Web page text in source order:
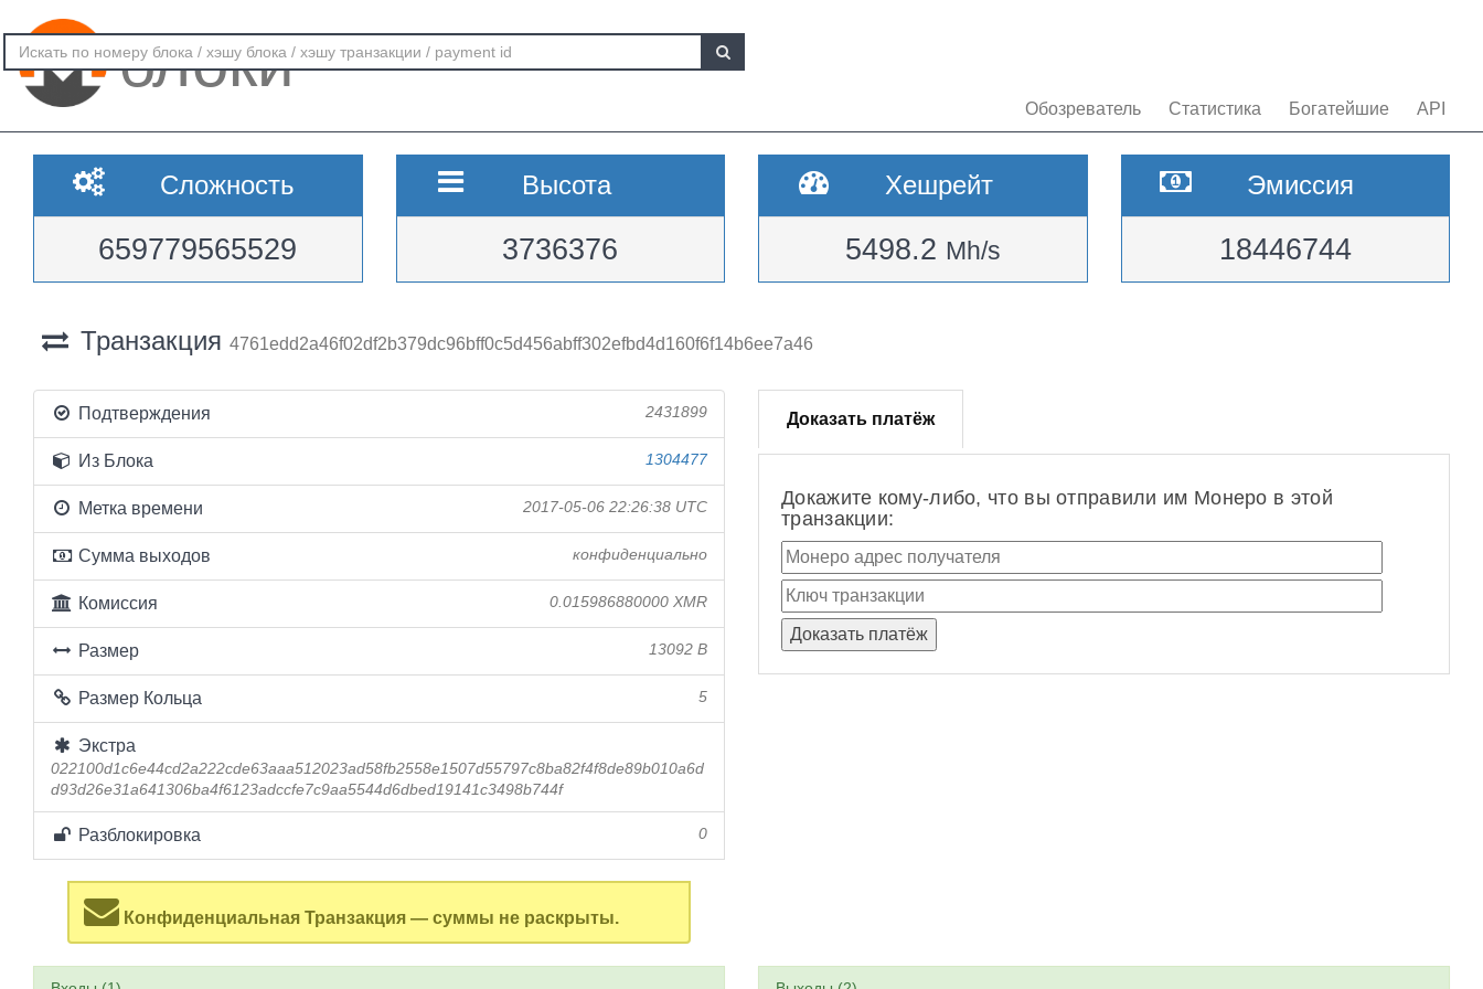
блоки
Обозреватель Статистика Богатейшие API
Сложность
659779565529
Высота
3736376
Хешрейт
5498.2 Mh/s
Эмиссия
18446744
Транзакция 4761edd2a46f02df2b379dc96bff0c5d456abff302efbd4d160f6f14b6ee7a46
Подтверждения 2431899
Из Блока 1304477
Метка времени 2017-05-06 22:26:38 UTC
Сумма выходов конфиденциально
Комиссия 0.015986880000 XMR
Размер 13092 B
Размер Кольца 5
Экстра
022100d1c6e44cd2a222cde63aaa512023ad58fb2558e1507d55797c8ba82f4f8de89b010a6d
d93d26e31a641306ba4f6123adccfe7c9aa5544d6dbed19141c3498b744f
Разблокировка 0
Конфиденциальная Транзакция — суммы не раскрыты.
Доказать платёж
Докажите кому-либо, что вы отправили им Монеро в этой
транзакции: